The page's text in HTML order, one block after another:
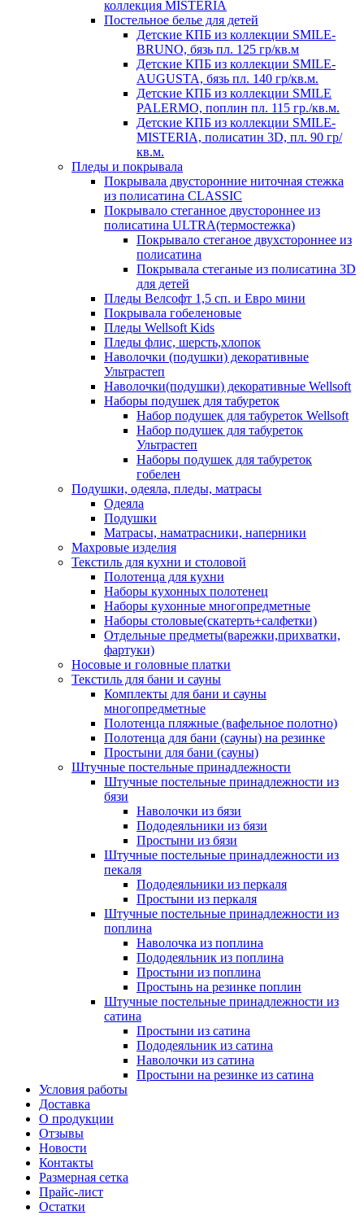
коллекция MISTERIA
Постельное белье для детей
Детские КПБ из коллекции SMILE-
BRUNO, бязь пл. 125 гр/кв.м
Детские КПБ из коллекции SMILE-
AUGUSTA, бязь пл. 140 гр/кв.м.
Детские КПБ из коллекции SMILE
PALERMO, поплин пл. 115 гр./кв.м.
Детские КПБ из коллекции SMILE-
MISTERIA, полисатин 3D, пл. 90 гр/
кв.м.
Пледы и покрывала
Покрывала двусторонние ниточная стежка
из полисатина CLASSIC
Покрывало стеганное двустороннее из
полисатина ULTRA(термостежка)
Покрывало стеганое двухстороннее из
полисатина
Покрывала стеганые из полисатина 3D
для детей
Пледы Велсофт 1,5 сп. и Евро мини
Покрывала гобеленовые
Пледы Wellsoft Kids
Пледы флис, шерсть,хлопок
Наволочки (подушки) декоративные
Ультрастеп
Наволочки(подушки) декоративные Wellsoft
Наборы подушек для табуреток
Набор подушек для табуреток Wellsoft
Набор подушек для табуреток
Ультрастеп
Наборы подушек для табуреток
гобелен
Подушки, одеяла, пледы, матрасы
Одеяла
Подушки
Матрасы, наматрасники, наперники
Махровые изделия
Текстиль для кухни и столовой
Полотенца для кухни
Наборы кухонных полотенец
Наборы кухонные многопредметные
Наборы столовые(скатерть+салфетки)
Отдельные предметы(варежки,прихватки,
фартуки)
Носовые и головные платки
Текстиль для бани и сауны
Комплекты для бани и сауны
многопредметные
Полотенца пляжные (вафельное полотно)
Полотенца для бани (сауны) на резинке
Простыни для бани (сауны)
Штучные постельные принадлежности
Штучные постельные принадлежности из
бязи
Наволочки из бязи
Пододеяльники из бязи
Простыни из бязи
Штучные постельные принадлежности из
пекаля
Пододеяльники из перкаля
Простыни из перкаля
Штучные постельные принадлежности из
поплина
Наволочка из поплина
Пододеяльник из поплина
Простыни из поплина
Простынь на резинке поплин
Штучные постельные принадлежности из
сатина
Простыни из сатина
Пододеяльник из сатина
Наволочки из сатина
Простыни на резинке из сатина
Условия работы
Доставка
О продукции
Отзывы
Новости
Контакты
Размерная сетка
Прайс-лист
Остатки